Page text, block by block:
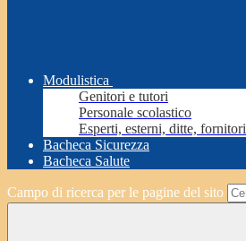
Modulistica
Genitori e tutori
Personale scolastico
Esperti, esterni, ditte, fornitori
Bacheca Sicurezza
Bacheca Salute
Campo di ricerca per le pagine del sito